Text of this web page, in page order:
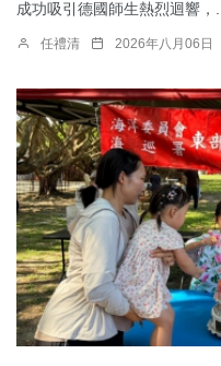
成功吸引德國師生熱烈迴響，...
任禮清 2026年八月06日